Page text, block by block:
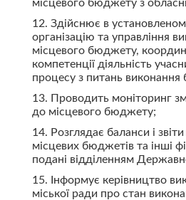
місцевого бюджету з
12. Здійснює в
організацію та управління
місцевого бюджету,
компетенції діяльність
процесу з питань
13. Проводить моніторинг
до місцевого бюджету;
14. Розглядає баланси і
місцевих бюджетів та інші
подані відділенням
15. Інформує керівництво
міської ради про стан